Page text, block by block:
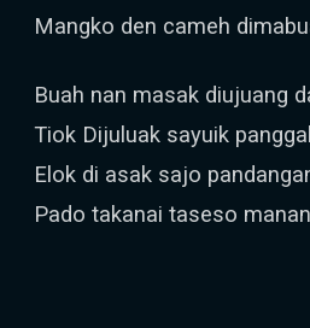
Mangko den cameh
Buah nan masak diujuang
Tiok Dijuluak sayuik
Elok di asak sajo
Pado takanai taseso